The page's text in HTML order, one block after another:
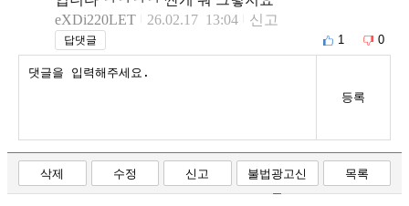
eXDi220LET
26.02.17 13:04 신고
답댓글 1 0
등록
삭제 수정 신고
불법광고신
고
목록